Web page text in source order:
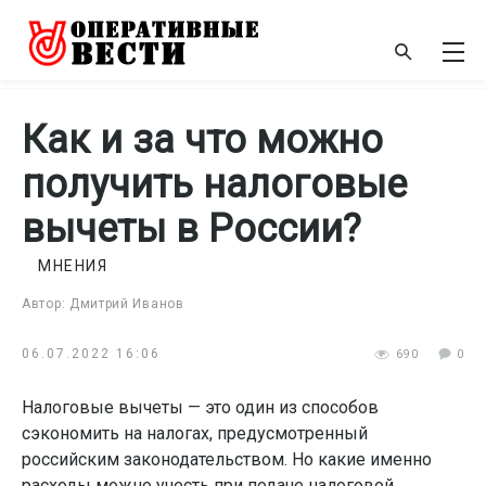
Как и за что можно
получить налоговые
вычеты в России?
Автор: Дмитрий Иванов
МНЕНИЯ
06.07.2022 16:06 690 0
Налоговые вычеты — это один из способов
сэкономить на налогах, предусмотренный
российским законодательством. Но какие именно